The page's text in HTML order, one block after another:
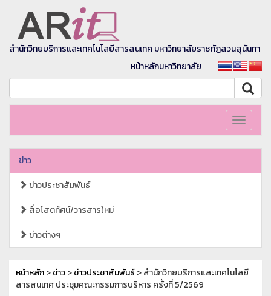
สำนักวิทยบริการและเทคโนโลยีสารสนเทศ มหาวิทยาลัยราชภัฏสวนสุนันทา
หน้าหลักมหาวิทยาลัย
Toggle
ข่าว
ข่าวประชาสัมพันธ์
สื่อโสตทัศน์/วารสารใหม่
ข่าวต่างๆ
หน้าหลัก>ข่าว>ข่าวประชาสัมพันธ์> สำนักวิทยบริการและเทคโนโลยี
สารสนเทศ ประชุมคณะกรรมการบริหาร ครั้งที่ 5/2569